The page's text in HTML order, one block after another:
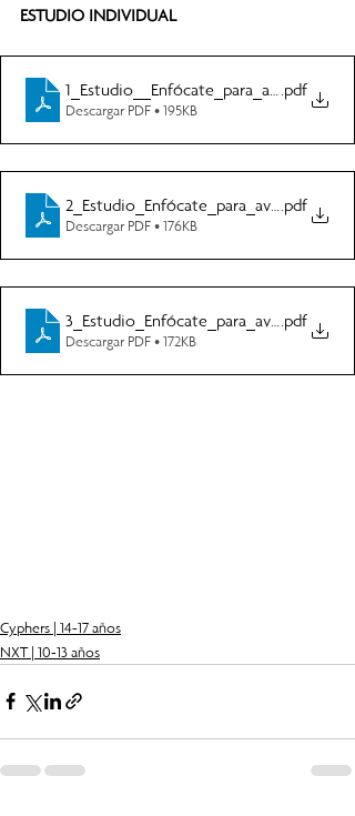
ESTUDIO INDIVIDUAL
.pdf
Descargar PDF • 195KB
.pdf
Descargar PDF • 176KB
.pdf
Descargar PDF • 172KB
Cyphers | 14-17 años
NXT | 10-13 años